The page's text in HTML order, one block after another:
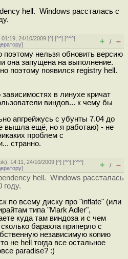
hell. Windows рассталась с
01:19, 24/10/2009 [^] [^^] [^^^]
] + / –
поэтому нельзя обновить версию
она запущена на выполнение.
поэтому появился registry hell.
в линухе кричат
виндов... к чему бы
апгрейжусь с убунты 7.04 до
вышла ещё, но я работаю) - не
проблем с
странно.
), 14:11, 24/10/2009 [^] [^^] [^^^]
] + / –
hell. Windows рассталась
году.
по всему диску про "inflate" (или
типа "Mark Adler",
куда там виндоза и с чем
барахла приперло с
независимую копию
не hell тогда все остальное
paradise? :)